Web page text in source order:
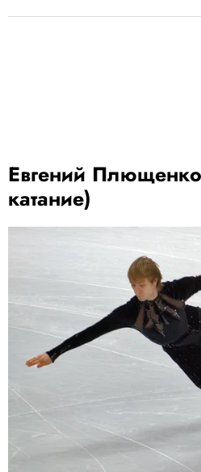
Евгений
катание)